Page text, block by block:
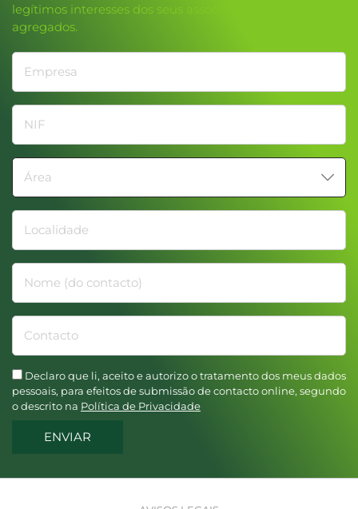
legítimos interesses dos seus associados e membros
agregados.
Empresa
NIF
Área
Localidade
Nome (do contacto)
Contacto
Declaro que li, aceito e autorizo o tratamento dos meus dados
pessoais, para efeitos de submissão de contacto online, segundo
o descrito na Política de Privacidade
ENVIAR